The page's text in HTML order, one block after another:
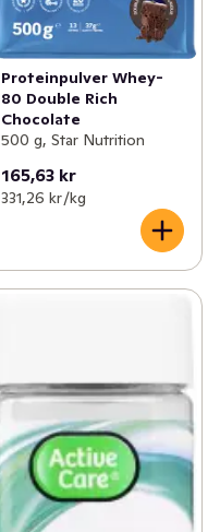
Proteinpulver Whey-
80 Double Rich
Chocolate
500 g, Star Nutrition
165,63 kr
331,26 kr /kg